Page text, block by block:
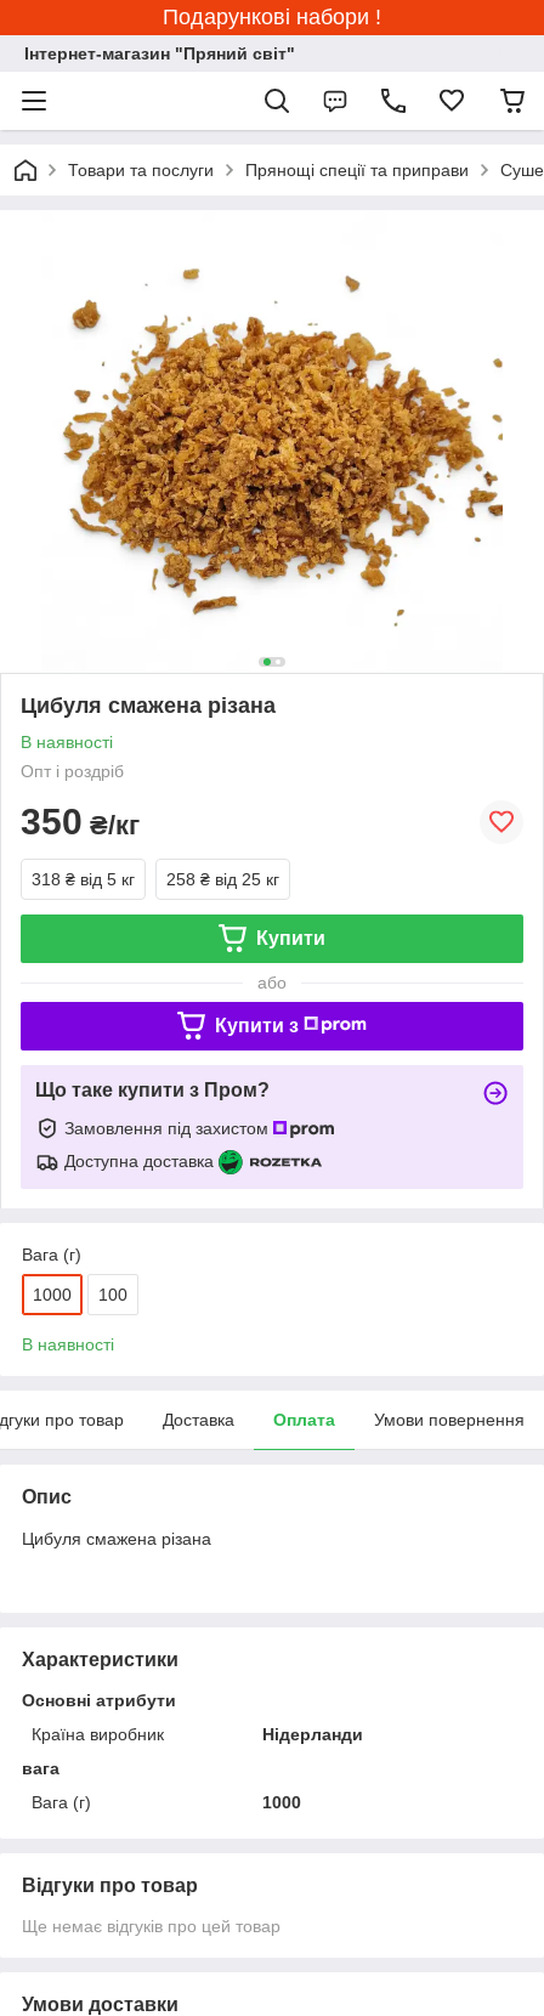
Подарункові набори !
Інтернет-магазин "Пряний світ"
Товари та послуги Прянощі спеції та приправи
Цибуля смажена різана
В наявності
Опт і роздріб
350 ₴/кг
318 ₴ від 5 кг 258 ₴ від 25 кг
Купити
або
Купити з
Що таке купити з Пром?
Замовлення під захистом
Доступна доставка
Вага (г)
1000 100
В наявності
про товар Доставка Оплата Умови повернення
Опис
Цибуля смажена різана
Характеристики
Основні атрибути
Країна виробник
Нідерланди
вага
Вага (г)
1000
Відгуки про товар
Ще немає відгуків про цей товар
Умови доставки